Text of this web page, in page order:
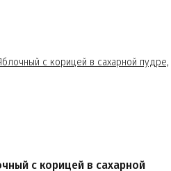
с корицей в сахарной